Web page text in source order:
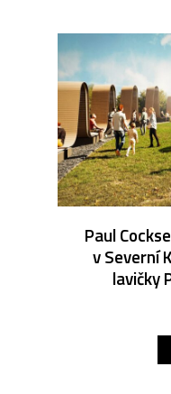
Paul
v Severní
lavičky